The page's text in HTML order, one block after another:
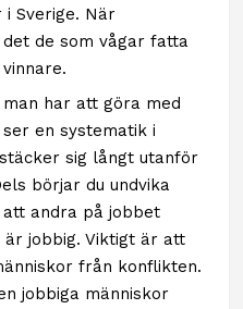
Sverige. När
de som vågar fatta
har att göra med
en systematik i
sig långt utanför
börjar du undvika
andra på jobbet
jobbig. Viktigt är att
från konflikten.
jobbiga människor